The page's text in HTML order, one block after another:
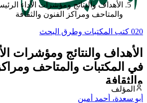
الأهداف والنتائج ومؤشرات الأداء
والمتاحف ومراكز الفنون والثقافة
020 كتب المكتبات وطرق البحث
الأهداف والنتائج ومؤشرات
في المكتبات والمتاحف
والثقافة
المؤلف
أبو سعدة، أحمد أمين